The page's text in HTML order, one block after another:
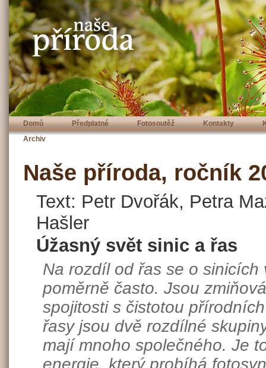
Domů Předplatné Fotosoutěž Kontakty
Archiv
Naše příroda, ročník
Text: Petr Dvořák, Petra
Hašler
Úžasný svět sinic a řas
Na rozdíl od řas se o
poměrně často. Jsou
spojitosti s čistotou
řasy jsou dvě rozdílné
mají mnoho společného. Je
energie, který probíhá